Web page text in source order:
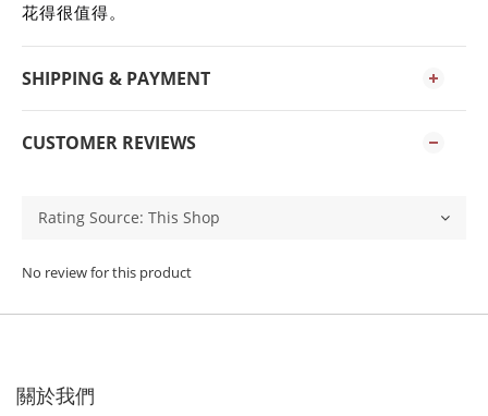
花得很值得。
SHIPPING & PAYMENT
CUSTOMER REVIEWS
No review for this product
關於我們